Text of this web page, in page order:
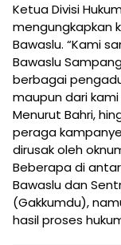
Ketua Divisi
mengungkapkan
Bawaslu. “Kami
Bawaslu
berbagai
maupun dari
Menurut Bahri,
peraga
dirusak oleh
Beberapa di
Bawaslu dan
(Gakkumdu),
hasil proses